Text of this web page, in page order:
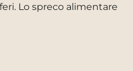
Lo spreco alimentare